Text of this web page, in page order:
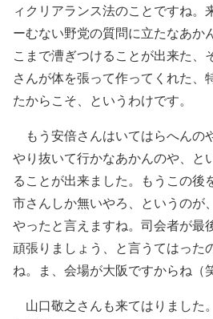
ィクリアランス法のことですね。
ーむない野党の質問に立たなあか
こまで漕ぎつけることが出来た、
さんが体を張って作ってくれた、
たからこそ、というわけです。
もう安倍さんはいてはらへんの
やり抜いて行かなあかんのや、と
ることが出来ました。もうこの後
市さんしか無いやろ、というのが
やったと言えますね。司会者が最
頑張りましょう、と言うてはった
ね。ま、会場が大阪ですからね（
山口敬之さんも来てはりました